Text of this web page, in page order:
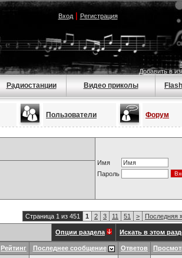
Вход| Регистрация
Добавить в
Радиостанции Видео приколы
Пользователи Форум
Имя
Пароль
Страница 1 из 451 1 2 3 11 51 > Последняя
Опции раздела Искать в этом
Рейтинг Последнее сообщение Ответов